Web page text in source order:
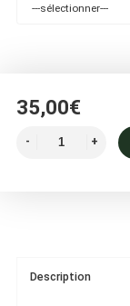
---sélectionner---
35,00€
Description